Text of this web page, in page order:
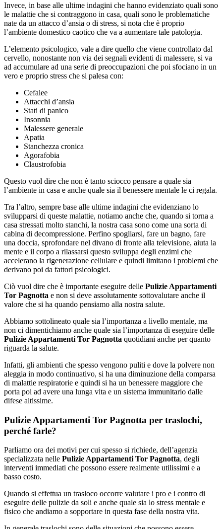
Invece, in base alle ultime indagini che hanno evidenziato quali sono
le malattie che si contraggono in casa, quali sono le problematiche
nate da un attacco d’ansia o di stress, si nota che è proprio
l’ambiente domestico caotico che va a aumentare tale patologia.
L’elemento psicologico, vale a dire quello che viene controllato dal
cervello, nonostante non via dei segnali evidenti di malessere, si va
ad accumulare ad una serie di preoccupazioni che poi sfociano in un
vero e proprio stress che si palesa con:
Cefalee
Attacchi d’ansia
Stati di panico
Insonnia
Malessere generale
Apatia
Stanchezza cronica
Agorafobia
Claustrofobia
Questo vuol dire che non è tanto sciocco pensare a quale sia
l’ambiente in casa e anche quale sia il benessere mentale le ci regala.
Tra l’altro, sempre base alle ultime indagini che evidenziano lo
svilupparsi di queste malattie, notiamo anche che, quando si torna a
casa stressati molto stanchi, la nostra casa sono come una sorta di
cabina di decompressione. Perfino spogliarsi, fare un bagno, fare
una doccia, sprofondare nel divano di fronte alla televisione, aiuta la
mente e il corpo a rilassarsi questo sviluppa degli enzimi che
accelerano la rigenerazione cellulare e quindi limitano i problemi che
derivano poi da fattori psicologici.
Ciò vuol dire che è importante eseguire delle Pulizie Appartamenti
Tor Pagnotta e non si deve assolutamente sottovalutare anche il
valore che si ha quando pensiamo alla nostra salute.
Abbiamo sottolineato quale sia l’importanza a livello mentale, ma
non ci dimentichiamo anche quale sia l’importanza di eseguire delle
Pulizie Appartamenti Tor Pagnotta quotidiani anche per quanto
riguarda la salute.
Infatti, gli ambienti che spesso vengono puliti e dove la polvere non
aleggia in modo continuativo, si ha una diminuzione della comparsa
di malattie respiratorie e quindi si ha un benessere maggiore che
porta poi ad avere una lunga vita e un sistema immunitario dalle
difese altissime.
Pulizie Appartamenti Tor Pagnotta per traslochi,
perché farle?
Parliamo ora dei motivi per cui spesso si richiede, dell’agenzia
specializzata nelle Pulizie Appartamenti Tor Pagnotta, degli
interventi immediati che possono essere realmente utilissimi e a
basso costo.
Quando si effettua un trasloco occorre valutare i pro e i contro di
eseguire delle pulizie da soli e anche quale sia lo stress mentale e
fisico che andiamo a sopportare in questa fase della nostra vita.